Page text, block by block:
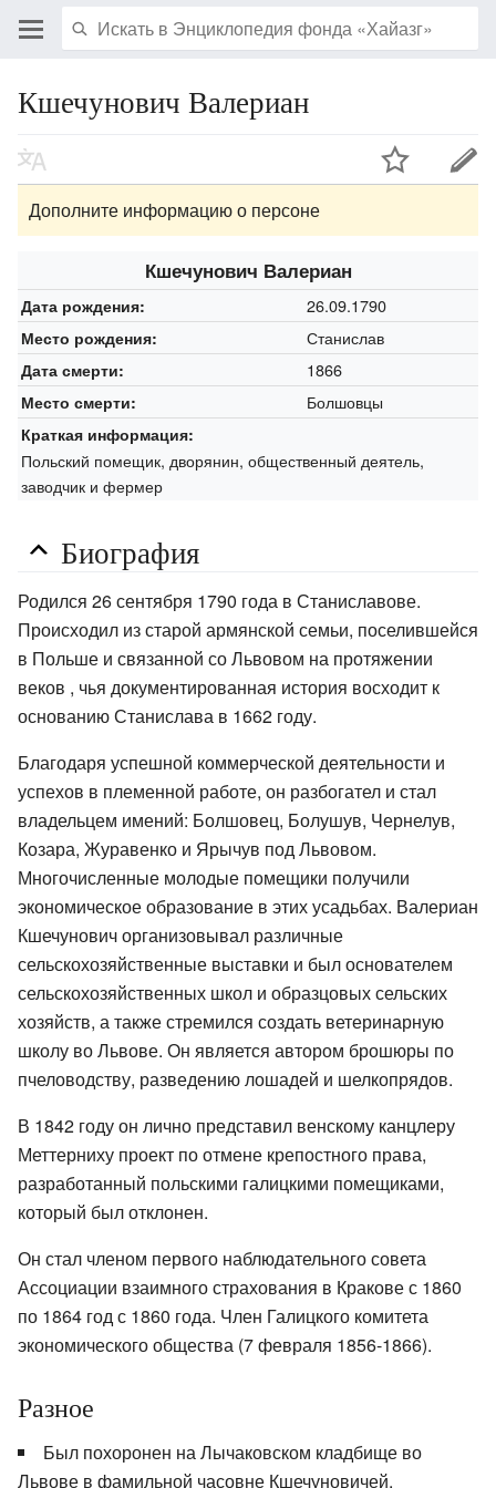
Кшечунович Валериан
Дополните информацию о персоне
Кшечунович Валериан
Дата рождения: 26.09.1790
Место рождения: Станислав
Дата смерти: 1866
Место смерти: Болшовцы
Краткая информация:
Польский помещик, дворянин, общественный деятель,
заводчик и фермер
Биография
Родился 26 сентября 1790 года в Станиславове.
Происходил из старой армянской семьи, поселившейся
в Польше и связанной со Львовом на протяжении
веков , чья документированная история восходит к
основанию Станислава в 1662 году.
Благодаря успешной коммерческой деятельности и
успехов в племенной работе, он разбогател и стал
владельцем имений: Болшовец, Болушув, Чернелув,
Козара, Журавенко и Ярычув под Львовом.
Многочисленные молодые помещики получили
экономическое образование в этих усадьбах. Валериан
Кшечунович организовывал различные
сельскохозяйственные выставки и был основателем
сельскохозяйственных школ и образцовых сельских
хозяйств, а также стремился создать ветеринарную
школу во Львове. Он является автором брошюры по
пчеловодству, разведению лошадей и шелкопрядов.
В 1842 году он лично представил венскому канцлеру
Меттерниху проект по отмене крепостного права,
разработанный польскими галицкими помещиками,
который был отклонен.
Он стал членом первого наблюдательного совета
Ассоциации взаимного страхования в Кракове с 1860
по 1864 год с 1860 года. Член Галицкого комитета
экономического общества (7 февраля 1856-1866).
Разное
Был похоронен на Лычаковском кладбище во
Львове в фамильной часовне Кшечуновичей.